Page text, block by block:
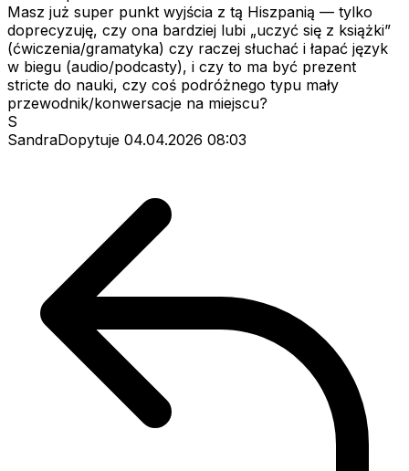
Masz już super punkt wyjścia z tą Hiszpanią — tylko
doprecyzuję, czy ona bardziej lubi „uczyć się z książki”
(ćwiczenia/gramatyka) czy raczej słuchać i łapać język
w biegu (audio/podcasty), i czy to ma być prezent
stricte do nauki, czy coś podróżnego typu mały
przewodnik/konwersacje na miejscu?
S
SandraDopytuje 04.04.2026 08:03